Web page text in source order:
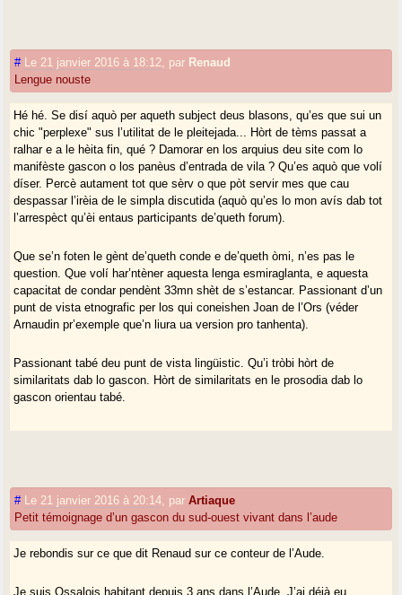
# Le 21 janvier 2016 à 18:12 par Renaud
Lengue nouste
Hé hé. Se disí aquò per aqueth subject deus blasons, qu’es que sui un
chic "perplexe" sus l’utilitat de le pleitejada... Hòrt de tèms passat a
ralhar e a le hèita fin, qué ? Damorar en los arquius deu site com lo
manifèste gascon o los panèus d’entrada de vila ? Qu’es aquò que volí
díser. Percè autament tot que sèrv o que pòt servir mes que cau
despassar l’irèia de le simpla discutida (aquò qu’es lo mon avís dab tot
l’arrespèct qu’èi entaus participants de’queth forum).
Que se’n foten le gènt de’queth conde e de’queth òmi, n’es pas le
question. Que volí har’ntèner aquesta lenga esmiraglanta, e aquesta
capacitat de condar pendènt 33mn shèt de s’estancar. Passionant d’un
punt de vista etnografic per los qui coneishen Joan de l’Ors (véder
Arnaudin pr’exemple que’n liura ua version pro tanhenta).
Passionant tabé deu punt de vista lingüistic. Qu’i tròbi hòrt de
similaritats dab lo gascon. Hòrt de similaritats en le prosodia dab lo
gascon orientau tabé.
# Le 21 janvier 2016 à 20:14 parArtiaque
Petit témoignage d’un gascon du sud-ouest vivant dans l’aude
Je rebondis sur ce que dit Renaud sur ce conteur de l’Aude.
Je suis Ossalois habitant depuis 3 ans dans l’Aude. J’ai déjà eu